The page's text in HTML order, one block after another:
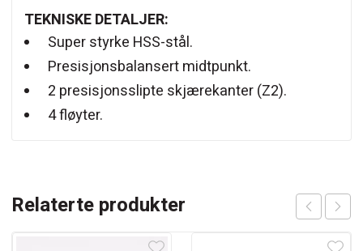
TEKNISKE DETALJER:
Super styrke HSS-stål.
Presisjonsbalansert midtpunkt.
2 presisjonsslipte skjærekanter (Z2).
4 fløyter.
Relaterte produkter